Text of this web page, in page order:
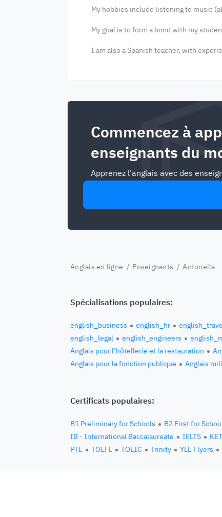
My hobbies include listening to music
My goal is to form a bond with my
I am also a Spanish teacher, with
Commencez à
enseignants du
Apprenez l'anglais avec des
Anglais en ligne / Enseignants / Antonella
Spécialisations populaires:
english_business english_hr
english_legal
english_engineers
Anglais pour l’hôtellerie et la restauration
Anglais pour la fonction publique
Anglais
Certificats populaires:
B1 Preliminary for Schools B2 First for
IB - International Baccalaureate
IELTS KET
PTE
TOEFL TOEIC Trinity YLE Flyers